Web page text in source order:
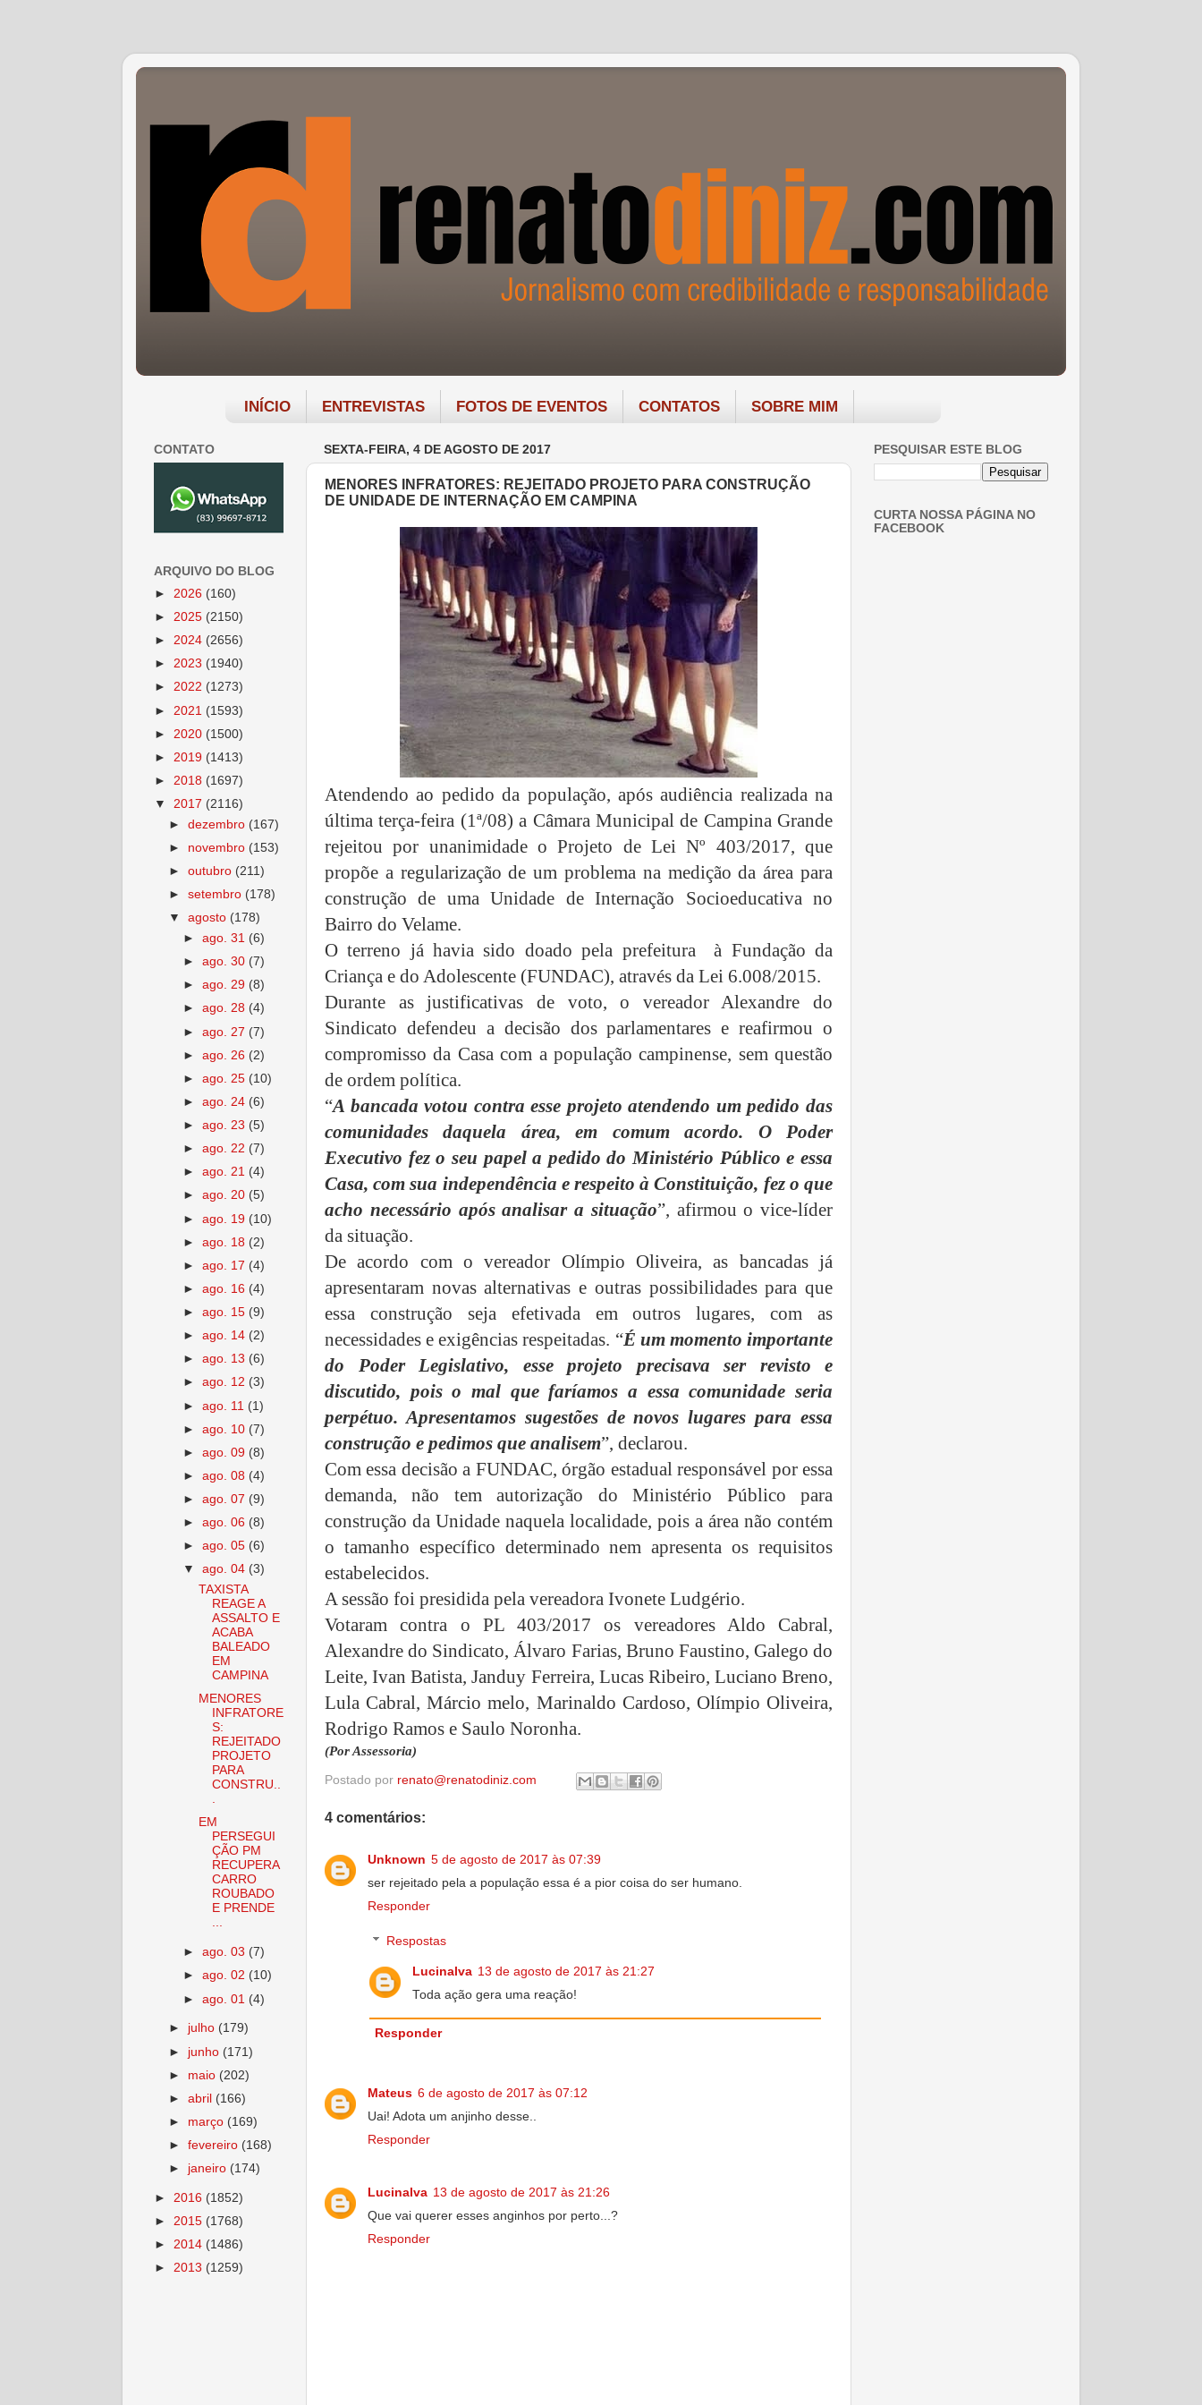
INÍCIO ENTREVISTAS FOTOS DE EVENTOS CONTATOS SOBRE MIM
SEXTA-FEIRA, 4 DE AGOSTO DE 2017
MENORES INFRATORES: REJEITADO PROJETO PARA CONSTRUÇÃO
DE UNIDADE DE INTERNAÇÃO EM CAMPINA
Atendendo ao pedido da população, após audiência realizada na
última terça-feira (1ª/08) a Câmara Municipal de Campina Grande
rejeitou por unanimidade o Projeto de Lei Nº 403/2017, que
propõe a regularização de um problema na medição da área para
construção de uma Unidade de Internação Socioeducativa no
Bairro do Velame.
O terreno já havia sido doado pela prefeitura à Fundação da
Criança e do Adolescente (FUNDAC), através da Lei 6.008/2015.
Durante as justificativas de voto, o vereador Alexandre do
Sindicato defendeu a decisão dos parlamentares e reafirmou o
compromisso da Casa com a população campinense, sem questão
de ordem política.
“A bancada votou contra esse projeto atendendo um pedido das
comunidades daquela área, em comum acordo. O Poder
Executivo fez o seu papel a pedido do Ministério Público e essa
Casa, com sua independência e respeito à Constituição, fez o que
acho necessário após analisar a situação”, afirmou o vice-líder
da situação.
De acordo com o vereador Olímpio Oliveira, as bancadas já
apresentaram novas alternativas e outras possibilidades para que
essa construção seja efetivada em outros lugares, com as
necessidades e exigências respeitadas. “É um momento importante
do Poder Legislativo, esse projeto precisava ser revisto e
discutido, pois o mal que faríamos a essa comunidade seria
perpétuo. Apresentamos sugestões de novos lugares para essa
construção e pedimos que analisem”, declarou.
Com essa decisão a FUNDAC, órgão estadual responsável por essa
demanda, não tem autorização do Ministério Público para
construção da Unidade naquela localidade, pois a área não contém
o tamanho específico determinado nem apresenta os requisitos
estabelecidos.
A sessão foi presidida pela vereadora Ivonete Ludgério.
Votaram contra o PL 403/2017 os vereadores Aldo Cabral,
Alexandre do Sindicato, Álvaro Farias, Bruno Faustino, Galego do
Leite, Ivan Batista, Janduy Ferreira, Lucas Ribeiro, Luciano Breno,
Lula Cabral, Márcio melo, Marinaldo Cardoso, Olímpio Oliveira,
Rodrigo Ramos e Saulo Noronha.
(Por Assessoria)
Postado por renato@renatodiniz.com
4 comentários:
Unknown 5 de agosto de 2017 às 07:39
ser rejeitado pela a população essa é a pior coisa do ser humano.
Responder
Respostas
Lucinalva 13 de agosto de 2017 às 21:27
Toda ação gera uma reação!
Responder
Mateus 6 de agosto de 2017 às 07:12
Uai! Adota um anjinho desse..
Responder
Lucinalva 13 de agosto de 2017 às 21:26
Que vai querer esses anginhos por perto...?
Responder
CONTATO
ARQUIVO DO BLOG
► 2026 (160)
► 2025 (2150)
► 2024 (2656)
► 2023 (1940)
► 2022 (1273)
► 2021 (1593)
► 2020 (1500)
► 2019 (1413)
► 2018 (1697)
▼ 2017 (2116)
►dezembro (167)
► novembro (153)
►outubro (211)
►setembro (178)
▼agosto (178)
►ago. 31 (6)
►ago. 30 (7)
►ago. 29 (8)
►ago. 28 (4)
►ago. 27 (7)
►ago. 26 (2)
►ago. 25 (10)
►ago. 24 (6)
►ago. 23 (5)
►ago. 22 (7)
►ago. 21 (4)
►ago. 20 (5)
►ago. 19 (10)
►ago. 18 (2)
►ago. 17 (4)
►ago. 16 (4)
►ago. 15 (9)
►ago. 14 (2)
►ago. 13 (6)
►ago. 12 (3)
►ago. 11 (1)
►ago. 10 (7)
►ago. 09 (8)
►ago. 08 (4)
►ago. 07 (9)
►ago. 06 (8)
►ago. 05 (6)
▼ago. 04 (3)
TAXISTA
REAGE A
ASSALTO E
ACABA
BALEADO
EM
CAMPINA
MENORES
INFRATORE
S:
REJEITADO
PROJETO
PARA
CONSTRU..
.
EM
PERSEGUI
ÇÃO PM
RECUPERA
CARRO
ROUBADO
E PRENDE
...
►ago. 03 (7)
►ago. 02 (10)
►ago. 01 (4)
► julho (179)
► junho (171)
► maio (202)
►abril (166)
► março (169)
►fevereiro (168)
► janeiro (174)
► 2016 (1852)
► 2015 (1768)
► 2014 (1486)
► 2013 (1259)
PESQUISAR ESTE BLOG
CURTA NOSSA PÁGINA NO
FACEBOOK